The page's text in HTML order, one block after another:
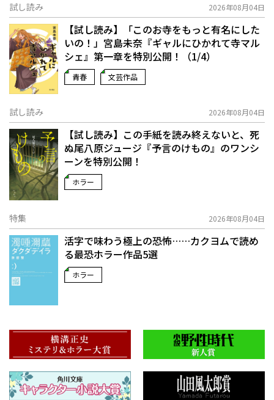
試し読み 2026年08月04日
【試し読み】「このお寺をもっと有名にした
いの！」宮島未奈『ギャルにひかれて寺マル
シェ』第一章を特別公開！（1/4）
青春 文芸作品
試し読み 2026年08月04日
【試し読み】この手紙を読み終えないと、死
ぬ――尾八原ジュージ『予言のけもの』のワンシ
ーンを特別公開！
ホラー
特集 2026年08月04日
活字で味わう極上の恐怖……カクヨムで読め
る最恐ホラー作品5選
ホラー